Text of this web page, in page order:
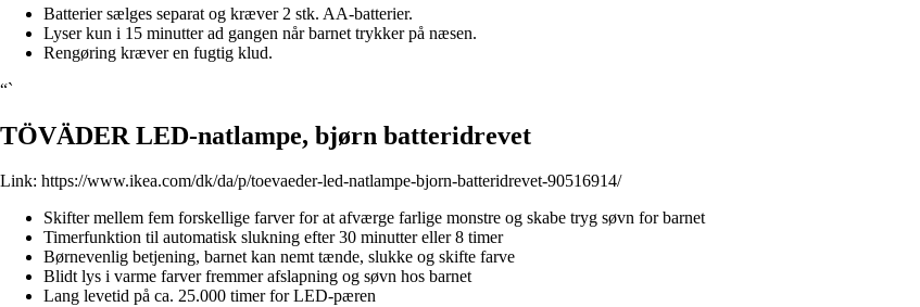
Batterier sælges separat og kræver 2 stk. AA-batterier.
Lyser kun i 15 minutter ad gangen når barnet trykker på næsen.
Rengøring kræver en fugtig klud.
“`
TÖVÄDER LED-natlampe, bjørn batteridrevet
Link: https://www.ikea.com/dk/da/p/toevaeder-led-natlampe-bjorn-batteridrevet-90516914/
Skifter mellem fem forskellige farver for at afværge farlige monstre og skabe tryg søvn for barnet
Timerfunktion til automatisk slukning efter 30 minutter eller 8 timer
Børnevenlig betjening, barnet kan nemt tænde, slukke og skifte farve
Blidt lys i varme farver fremmer afslapning og søvn hos barnet
Lang levetid på ca. 25.000 timer for LED-pæren